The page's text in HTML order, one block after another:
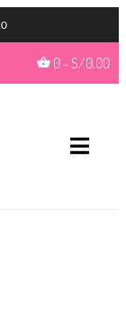
0-S/0.00
beneficios
total a